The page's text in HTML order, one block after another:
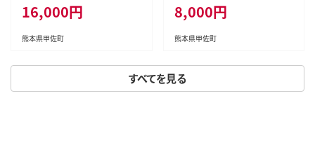
すべてを見る
16,000円
熊本県甲佐町
製法 手延べ にゅう麵 一年中 楽
しめる 人気 おすすめ 熊本県 甲
佐町
8,000円
熊本県甲佐町